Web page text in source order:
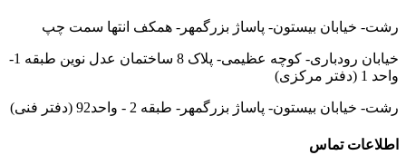
رشت- خیابان بیستون- پاساژ بزرگمهر- همکف انتها سمت چپ
خیابان رودباری- کوچه عظیمی- پلاک 8 ساختمان عدل نوین طبقه 1-
واحد 1 (دفتر مرکزی)
رشت- خیابان بیستون- پاساژ بزرگمهر- طبقه 2 - واحد92 (دفتر فنی)
اطلاعات تماس